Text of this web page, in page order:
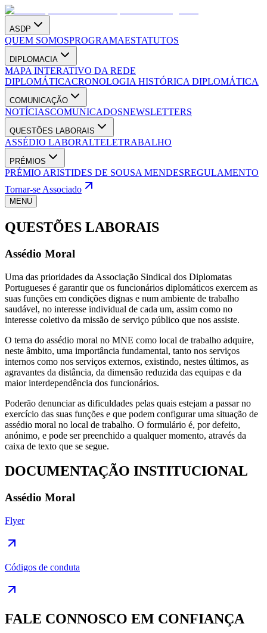
ASDP
QUEM SOMOSPROGRAMAESTATUTOS
DIPLOMACIA
MAPA INTERATIVO DA REDE
DIPLOMÁTICACRONOLOGIA HISTÓRICA DIPLOMÁTICA
COMUNICAÇÃO
NOTÍCIASCOMUNICADOSNEWSLETTERS
QUESTÕES LABORAIS
ASSÉDIO LABORALTELETRABALHO
PRÉMIOS
PRÉMIO ARISTIDES DE SOUSA MENDESREGULAMENTO
Tornar-se Associado
MENU
QUESTÕES LABORAIS
Assédio Moral
Uma das prioridades da Associação Sindical dos Diplomatas
Portugueses é garantir que os funcionários diplomáticos exercem as
suas funções em condições dignas e num ambiente de trabalho
saudável, no interesse individual de cada um, assim como no
interesse coletivo da missão de serviço público que nos assiste.
O tema do assédio moral no MNE como local de trabalho adquire,
neste âmbito, uma importância fundamental, tanto nos serviços
internos como nos serviços externos, existindo, nestes últimos, as
agravantes da distância, da dimensão reduzida das equipas e da
maior interdependência dos funcionários.
Poderão denunciar as dificuldades pelas quais estejam a passar no
exercício das suas funções e que podem configurar uma situação de
assédio moral no local de trabalho. O formulário é, por defeito,
anónimo, e pode ser preenchido a qualquer momento, através da
caixa de texto que se segue.
DOCUMENTAÇÃO INSTITUCIONAL
Assédio Moral
Flyer
Códigos de conduta
FALE CONNOSCO EM CONFIANÇA